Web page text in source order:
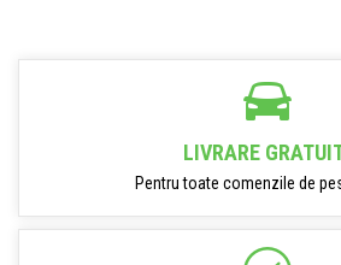
LIVRARE
Pentru toate comenzile de